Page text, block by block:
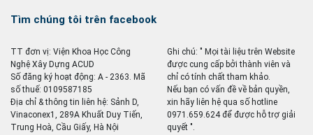
Tìm chúng tôi trên facebook
TT đơn vị: Viện Khoa Học Công
Nghệ Xây Dựng ACUD
Số đăng ký hoạt động: A - 2363. Mã
số thuế: 0109587185
Địa chỉ & thông tin liên hệ: Sảnh D,
Vinaconex1, 289A Khuất Duy Tiến,
Trung Hoà, Cầu Giấy, Hà Nội
Ghi chú: " Mọi tài liệu trên Website
được cung cấp bởi thành viên và
chỉ có tính chất tham khảo.
Nếu bạn có vấn đề về bản quyền,
xin hãy liên hệ qua số hotline
0971.659.624 để được hỗ trợ giải
quyết ".